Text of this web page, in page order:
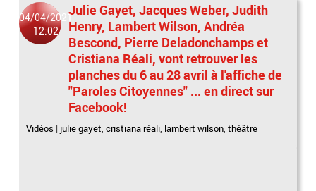
04/04/2021
12:02
Julie Gayet, Jacques Weber, Judith
Henry, Lambert Wilson, Andréa
Bescond, Pierre Deladonchamps et
Cristiana Réali, vont retrouver les
planches du 6 au 28 avril à l'affiche de
"Paroles Citoyennes" ... en direct sur
Facebook!
Vidéos | julie gayet,cristiana réali, lambert wilson,théâtre